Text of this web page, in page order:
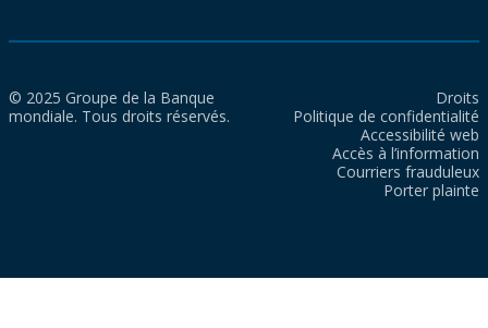
© 2025 Groupe de la Banque
mondiale. Tous droits réservés.
Droits
Politique de confidentialité
Accessibilité web
Accès à l’information
Courriers frauduleux
Porter plainte